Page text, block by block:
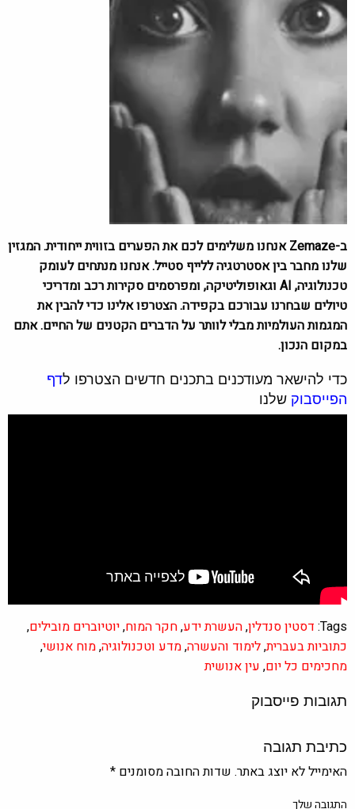
ב-Zemaze אנחנו משלימים לכם את הפערים בזווית ייחודית. המגזין
שלנו מחבר בין אסטרטגיה ללייף סטייל. אנחנו מנתחים לעומק
טכנולוגיה, AI וגאופוליטיקה, ומפרסמים סקירות רכב ומדריכי
טיולים שבחרנו עבורכם בקפידה. הצטרפו אלינו כדי להבין את
המגמות העולמיות מבלי לוותר על הדברים הקטנים של החיים. אתם
במקום הנכון.
כדי להישאר מעודכנים בתכנים חדשים הצטרפו לדף
הפייסבוק שלנו
Tags: דסטין סנדלין,העשרת ידע,חקר המוח,יוטיוברים מובילים,
כתוביות בעברית,לימוד והעשרה,מדע וטכנולוגיה,מוח אנושי,
מחכימים כל יום, עין אנושית
תגובות פייסבוק
כתיבת תגובה
האימייל לא יוצג באתר. שדות החובה מסומנים *
התגובה שלך